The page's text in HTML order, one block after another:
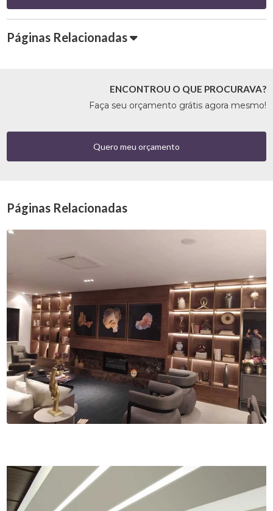
Páginas Relacionadas
ENCONTROU O QUE PROCURAVA?
Faça seu orçamento grátis agora mesmo!
Quero meu orçamento
Páginas Relacionadas